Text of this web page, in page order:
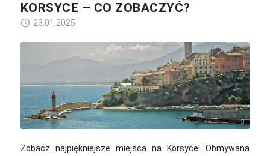
KORSYCE – CO ZOBACZYĆ?
23.01.2025
pixaguck / pixabay
Zobacz najpiękniejsze miejsca na Korsyce! Obmywana